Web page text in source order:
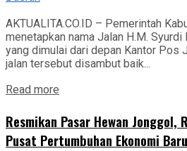
AKTUALITA.CO.ID – Pemerintah
menetapkan nama Jalan H.M. Syurdi
yang dimulai dari depan Kantor Pos
jalan tersebut disambut baik...
Read more
Resmikan Pasar Hewan Jonggol,
Pusat Pertumbuhan Ekonomi